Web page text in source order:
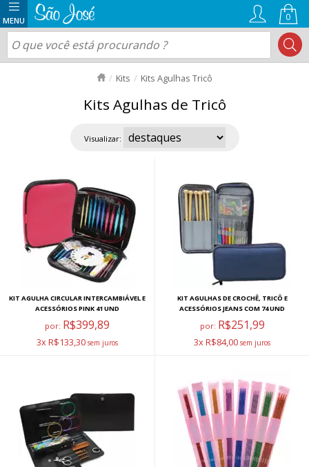
0
Kits Kits Agulhas Tricô
Kits Agulhas de Tricô
Visualizar:
KIT AGULHA CIRCULAR INTERCAMBIÁVEL E
ACESSÓRIOS PINK 41 UND
por: R$399,89
3x R$133,30
KIT AGULHAS DE CROCHÊ, TRICÔ E
ACESSÓRIOS JEANS COM 74 UND
por: R$251,99
3x R$84,00